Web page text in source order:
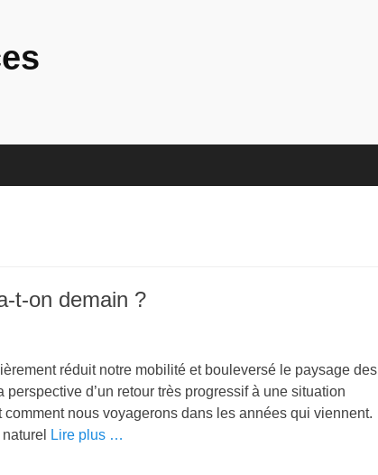
t-on demain ?
réduit notre mobilité et bouleversé le paysage des
d’un retour très progressif à une situation
nous voyagerons dans les années qui viennent.
Lire plus …